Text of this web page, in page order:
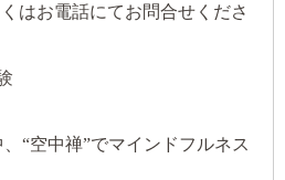
はお電話にてお問合せくださ
“空中禅”でマインドフルネス